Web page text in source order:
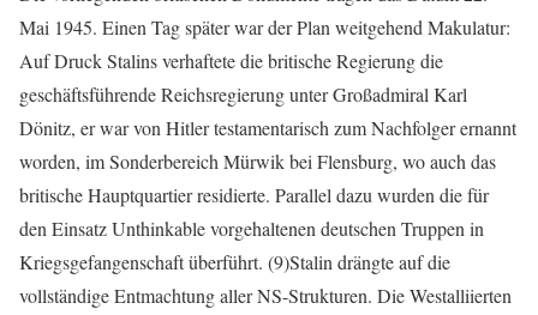
Mai 1945. Einen Tag später war der Plan weitgehend Makulatur:
Auf Druck Stalins verhaftete die britische Regierung die
geschäftsführende Reichsregierung unter Großadmiral Karl
Dönitz, er war von Hitler testamentarisch zum Nachfolger ernannt
worden, im Sonderbereich Mürwik bei Flensburg, wo auch das
britische Hauptquartier residierte. Parallel dazu wurden die für
den Einsatz Unthinkable vorgehaltenen deutschen Truppen in
Kriegsgefangenschaft überführt. (9)Stalin drängte auf die
vollständige Entmachtung aller NS-Strukturen. Die Westalliierten